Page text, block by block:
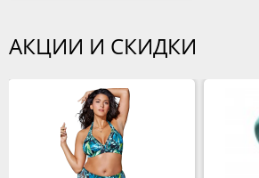
АКЦИИ И СКИДКИ